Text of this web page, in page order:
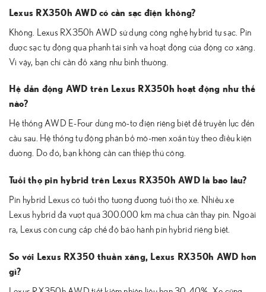
Lexus RX350h AWD có cần sạc điện không?
Không. Lexus RX350h AWD sử dụng công nghệ hybrid tự sạc. Pin
được sạc tự động qua phanh tái sinh và hoạt động của động cơ xăng.
Vì vậy, bạn chỉ cần đổ xăng như bình thường.
Hệ dẫn động AWD trên Lexus RX350h hoạt động như thế
nào?
Hệ thống AWD E-Four dùng mô-tơ điện riêng biệt để truyền lực đến
cầu sau. Hệ thống tự động phân bổ mô-men xoắn tùy theo điều kiện
đường. Do đó, bạn không cần can thiệp thủ công.
Tuổi thọ pin hybrid trên Lexus RX350h AWD là bao lâu?
Pin hybrid Lexus có tuổi thọ tương đương tuổi thọ xe. Nhiều xe
Lexus hybrid đã vượt quá 300.000 km mà chưa cần thay pin. Ngoài
ra, Lexus còn cung cấp chế độ bảo hành pin hybrid riêng biệt.
So với Lexus RX350 thuần xăng, Lexus RX350h AWD hơn
gì?